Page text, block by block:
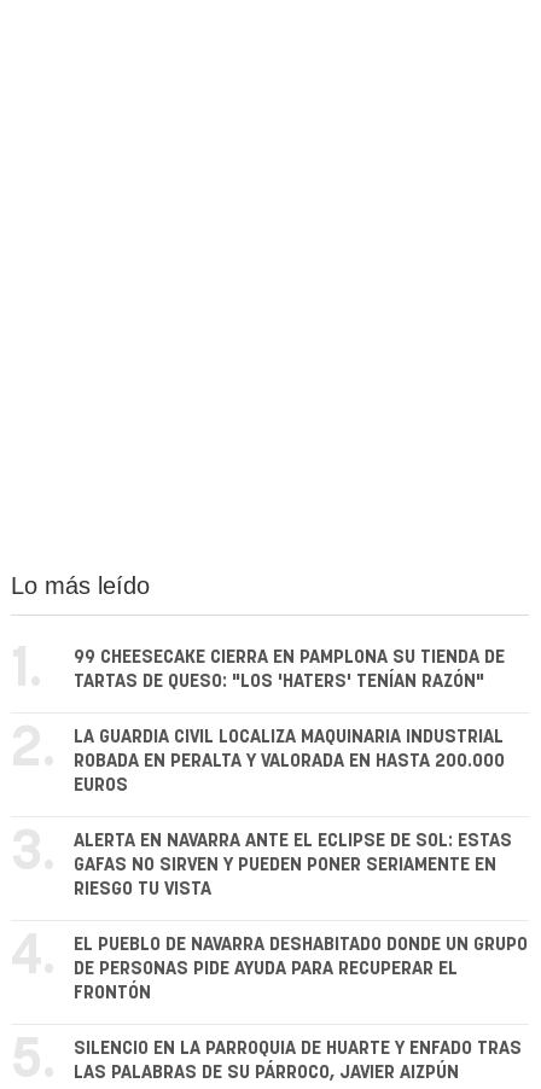
Lo más leído
1.
99 CHEESECAKE CIERRA EN PAMPLONA SU TIENDA DE
TARTAS DE QUESO: "LOS 'HATERS' TENÍAN RAZÓN"
2.
LA GUARDIA CIVIL LOCALIZA MAQUINARIA INDUSTRIAL
ROBADA EN PERALTA Y VALORADA EN HASTA 200.000
EUROS
3.
ALERTA EN NAVARRA ANTE EL ECLIPSE DE SOL: ESTAS
GAFAS NO SIRVEN Y PUEDEN PONER SERIAMENTE EN
RIESGO TU VISTA
4.
EL PUEBLO DE NAVARRA DESHABITADO DONDE UN GRUPO
DE PERSONAS PIDE AYUDA PARA RECUPERAR EL
FRONTÓN
5.
SILENCIO EN LA PARROQUIA DE HUARTE Y ENFADO TRAS
LAS PALABRAS DE SU PÁRROCO, JAVIER AIZPÚN